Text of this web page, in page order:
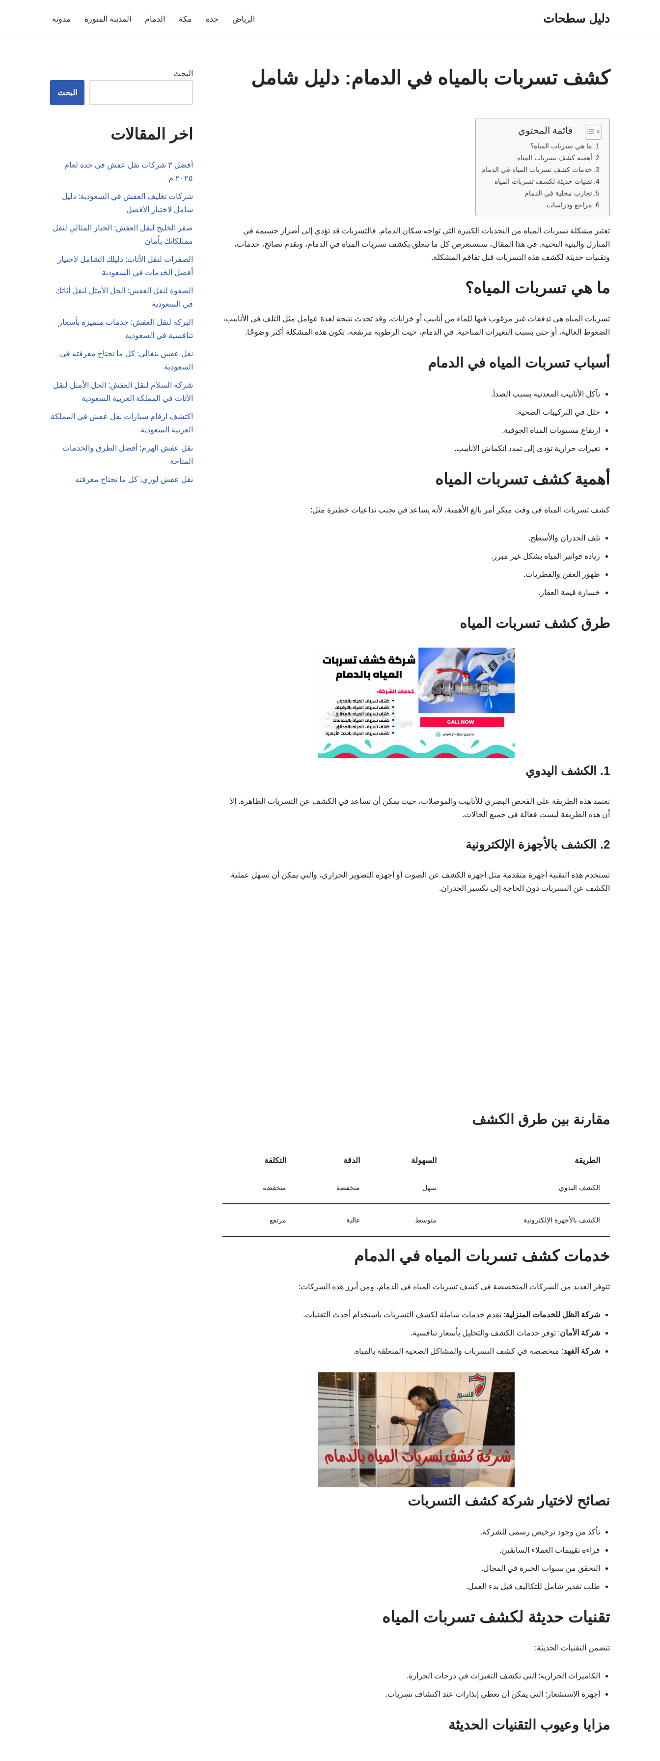
دليل سطحات الرياض جدة مكة الدمام المدينة المنورة مدونة
كشف تسربات بالمياه في الدمام: دليل شامل
قائمة المحتوي
ما هي تسربات المياه؟
أهمية كشف تسربات المياه
خدمات كشف تسربات المياه في الدمام
تقنيات حديثة لكشف تسربات المياه
تجارب محلية في الدمام
مراجع ودراسات
تعتبر مشكلة تسربات المياه من التحديات الكبيرة التي تواجه سكان الدمام. فالتسربات قد تؤدي إلى أضرار جسيمة في
المنازل والبنية التحتية. في هذا المقال، سنستعرض كل ما يتعلق بكشف تسربات المياه في الدمام، ونقدم نصائح، خدمات،
وتقنيات حديثة لكشف هذه التسربات قبل تفاقم المشكلة.
ما هي تسربات المياه؟
تسربات المياه هي تدفقات غير مرغوب فيها للماء من أنابيب أو خزانات، وقد تحدث نتيجة لعدة عوامل مثل التلف في الأنابيب،
الضغوط العالية، أو حتى بسبب التغيرات المناخية. في الدمام، حيث الرطوبة مرتفعة، تكون هذه المشكلة أكثر وضوحًا.
أسباب تسربات المياه في الدمام
تآكل الأنابيب المعدنية بسبب الصدأ.
خلل في التركيبات الصحية.
ارتفاع مستويات المياه الجوفية.
تغيرات حرارية تؤدي إلى تمدد انكماش الأنابيب.
أهمية كشف تسربات المياه
كشف تسربات المياه في وقت مبكر أمر بالغ الأهمية، لأنه يساعد في تجنب تداعيات خطيرة مثل:
تلف الجدران والأسطح.
زيادة فواتير المياه بشكل غير مبرر.
ظهور العفن والفطريات.
خسارة قيمة العقار.
طرق كشف تسربات المياه
1. الكشف اليدوي
تعتمد هذه الطريقة على الفحص البصري للأنابيب والموصلات، حيث يمكن أن تساعد في الكشف عن التسربات الظاهرة. إلا
أن هذه الطريقة ليست فعالة في جميع الحالات.
2. الكشف بالأجهزة الإلكترونية
تستخدم هذه التقنية أجهزة متقدمة مثل أجهزة الكشف عن الصوت أو أجهزة التصوير الحراري، والتي يمكن أن تسهل عملية
الكشف عن التسربات دون الحاجة إلى تكسير الجدران.
مقارنة بين طرق الكشف
الطريقة السهولة الدقة التكلفة
الكشف اليدوي سهل منخفضة منخفضة
الكشف بالأجهزة الإلكترونية متوسط عالية مرتفع
خدمات كشف تسربات المياه في الدمام
تتوفر العديد من الشركات المتخصصة في كشف تسربات المياه في الدمام، ومن أبرز هذه الشركات:
شركة الظل للخدمات المنزلية: تقدم خدمات شاملة لكشف التسربات باستخدام أحدث التقنيات.
شركة الأمان: توفر خدمات الكشف والتحليل بأسعار تنافسية.
شركة الفهد: متخصصة في كشف التسربات والمشاكل الصحية المتعلقة بالمياه.
نصائح لاختيار شركة كشف التسربات
تأكد من وجود ترخيص رسمي للشركة.
قراءة تقييمات العملاء السابقين.
التحقق من سنوات الخبرة في المجال.
طلب تقدير شامل للتكاليف قبل بدء العمل.
تقنيات حديثة لكشف تسربات المياه
تتضمن التقنيات الحديثة:
الكاميرات الحرارية: التي تكشف التغيرات في درجات الحرارة.
أجهزة الاستشعار: التي يمكن أن تعطي إنذارات عند اكتشاف تسربات.
مزايا وعيوب التقنيات الحديثة
البحث
البحث
اخر المقالات
أفضل ٣ شركات نقل عفش في جدة لعام
٢٠٢٥ م
شركات تغليف العفش في السعودية: دليل
شامل لاختيار الأفضل
صقر الخليج لنقل العفش: الخيار المثالي لنقل
ممتلكاتك بأمان
الصفرات لنقل الأثاث: دليلك الشامل لاختيار
أفضل الخدمات في السعودية
الصفوة لنقل العفش: الحل الأمثل لنقل أثاثك
في السعودية
البركة لنقل العفش: خدمات متميزة بأسعار
تنافسية في السعودية
نقل عفش بنغالي: كل ما تحتاج معرفته في
السعودية
شركة السلام لنقل العفش: الحل الأمثل لنقل
الأثاث في المملكة العربية السعودية
اكتشف ارقام سيارات نقل عفش في المملكة
العربية السعودية
نقل عفش الهرم: أفضل الطرق والخدمات
المتاحة
نقل عفش لوري: كل ما تحتاج معرفته